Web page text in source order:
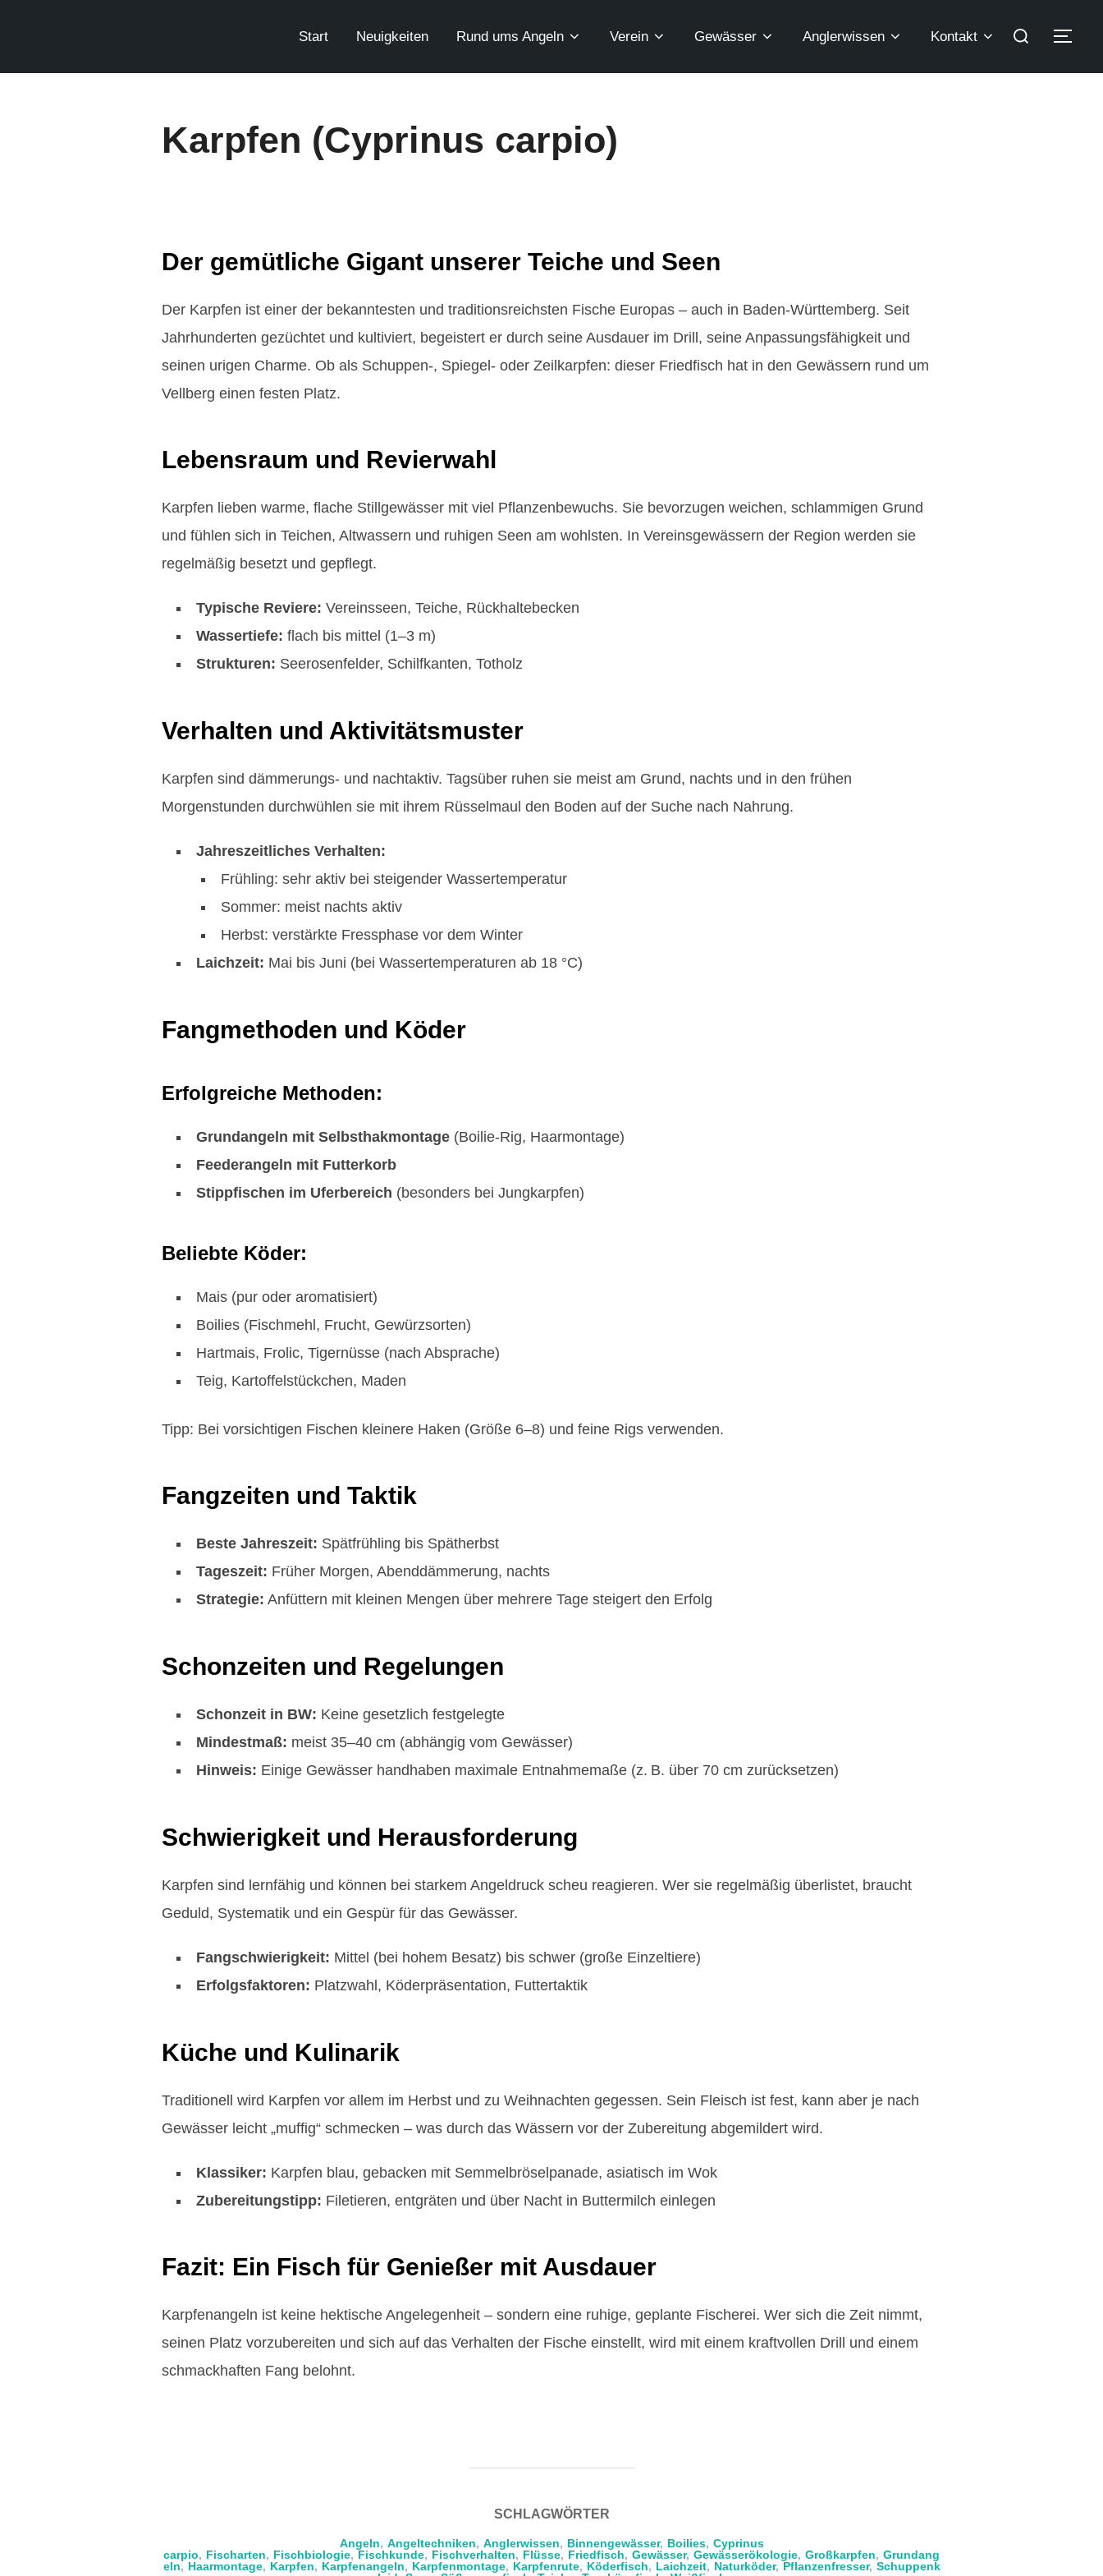
Start Neuigkeiten Rund ums Angeln Verein Gewässer Anglerwissen Kontakt
Karpfen (Cyprinus carpio)
Der gemütliche Gigant unserer Teiche und Seen
Der Karpfen ist einer der bekanntesten und traditionsreichsten Fische Europas – auch in Baden-Württemberg. Seit
Jahrhunderten gezüchtet und kultiviert, begeistert er durch seine Ausdauer im Drill, seine Anpassungsfähigkeit und
seinen urigen Charme. Ob als Schuppen-, Spiegel- oder Zeilkarpfen: dieser Friedfisch hat in den Gewässern rund um
Vellberg einen festen Platz.
Lebensraum und Revierwahl
Karpfen lieben warme, flache Stillgewässer mit viel Pflanzenbewuchs. Sie bevorzugen weichen, schlammigen Grund
und fühlen sich in Teichen, Altwassern und ruhigen Seen am wohlsten. In Vereinsgewässern der Region werden sie
regelmäßig besetzt und gepflegt.
Typische Reviere: Vereinsseen, Teiche, Rückhaltebecken
Wassertiefe: flach bis mittel (1–3 m)
Strukturen: Seerosenfelder, Schilfkanten, Totholz
Verhalten und Aktivitätsmuster
Karpfen sind dämmerungs- und nachtaktiv. Tagsüber ruhen sie meist am Grund, nachts und in den frühen
Morgenstunden durchwühlen sie mit ihrem Rüsselmaul den Boden auf der Suche nach Nahrung.
Jahreszeitliches Verhalten:
Frühling: sehr aktiv bei steigender Wassertemperatur
Sommer: meist nachts aktiv
Herbst: verstärkte Fressphase vor dem Winter
Laichzeit: Mai bis Juni (bei Wassertemperaturen ab 18 °C)
Fangmethoden und Köder
Erfolgreiche Methoden:
Grundangeln mit Selbsthakmontage (Boilie-Rig, Haarmontage)
Feederangeln mit Futterkorb
Stippfischen im Uferbereich (besonders bei Jungkarpfen)
Beliebte Köder:
Mais (pur oder aromatisiert)
Boilies (Fischmehl, Frucht, Gewürzsorten)
Hartmais, Frolic, Tigernüsse (nach Absprache)
Teig, Kartoffelstückchen, Maden
Tipp: Bei vorsichtigen Fischen kleinere Haken (Größe 6–8) und feine Rigs verwenden.
Fangzeiten und Taktik
Beste Jahreszeit: Spätfrühling bis Spätherbst
Tageszeit: Früher Morgen, Abenddämmerung, nachts
Strategie: Anfüttern mit kleinen Mengen über mehrere Tage steigert den Erfolg
Schonzeiten und Regelungen
Schonzeit in BW: Keine gesetzlich festgelegte
Mindestmaß: meist 35–40 cm (abhängig vom Gewässer)
Hinweis: Einige Gewässer handhaben maximale Entnahmemaße (z. B. über 70 cm zurücksetzen)
Schwierigkeit und Herausforderung
Karpfen sind lernfähig und können bei starkem Angeldruck scheu reagieren. Wer sie regelmäßig überlistet, braucht
Geduld, Systematik und ein Gespür für das Gewässer.
Fangschwierigkeit: Mittel (bei hohem Besatz) bis schwer (große Einzeltiere)
Erfolgsfaktoren: Platzwahl, Köderpräsentation, Futtertaktik
Küche und Kulinarik
Traditionell wird Karpfen vor allem im Herbst und zu Weihnachten gegessen. Sein Fleisch ist fest, kann aber je nach
Gewässer leicht „muffig“ schmecken – was durch das Wässern vor der Zubereitung abgemildert wird.
Klassiker: Karpfen blau, gebacken mit Semmelbröselpanade, asiatisch im Wok
Zubereitungstipp: Filetieren, entgräten und über Nacht in Buttermilch einlegen
Fazit: Ein Fisch für Genießer mit Ausdauer
Karpfenangeln ist keine hektische Angelegenheit – sondern eine ruhige, geplante Fischerei. Wer sich die Zeit nimmt,
seinen Platz vorzubereiten und sich auf das Verhalten der Fische einstellt, wird mit einem kraftvollen Drill und einem
schmackhaften Fang belohnt.
SCHLAGWÖRTER
Angeln, Angeltechniken, Anglerwissen, Binnengewässer, Boilies, Cyprinus
carpio, Fischarten, Fischbiologie, Fischkunde, Fischverhalten, Flüsse, Friedfisch, Gewässer, Gewässerökologie, Großkarpfen, Grundang
eln, Haarmontage, Karpfen, Karpfenangeln, Karpfenmontage, Karpfenrute, Köderfisch, Laichzeit, Naturköder, Pflanzenfresser, Schuppenk